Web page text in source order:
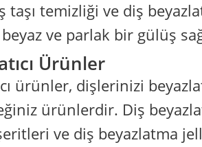
taşı temizliği ve diş
ve parlak bir gülüş
Ürünler
ürünler, dişlerinizi
ürünlerdir. Diş
ve diş beyazlatma